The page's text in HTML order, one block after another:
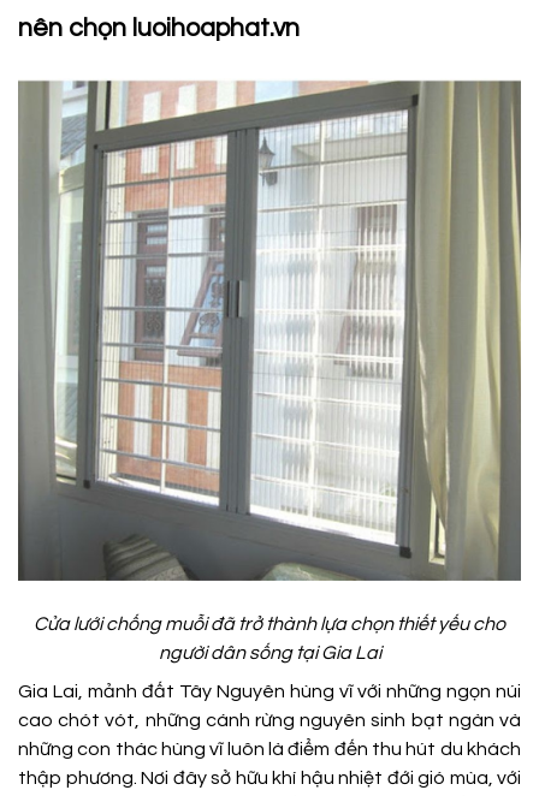
nên chọn luoihoaphat.vn
Cửa lưới chống muỗi đã trở thành lựa chọn thiết yếu cho
người dân sống tại Gia Lai
Gia Lai, mảnh đất Tây Nguyên hùng vĩ với những ngọn núi
cao chót vót, những cánh rừng nguyên sinh bạt ngàn và
những con thác hùng vĩ luôn là điểm đến thu hút du khách
thập phương. Nơi đây sở hữu khí hậu nhiệt đới gió mùa, với